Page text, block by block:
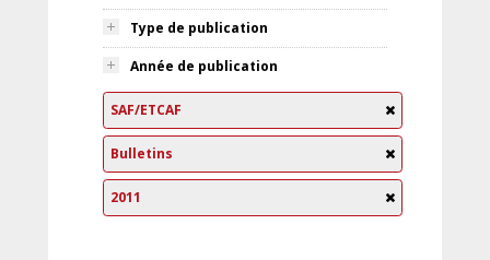
Type de publication
Année de publication
SAF/ETCAF
Bulletins
2011